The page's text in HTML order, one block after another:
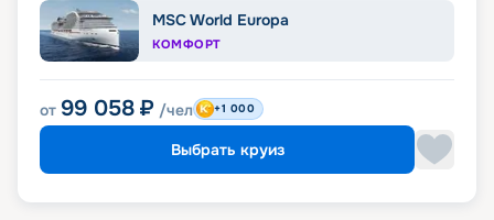
MSC World Europa
КОМФОРТ
от 99 058 ₽ /чел +1 000
Выбрать круиз